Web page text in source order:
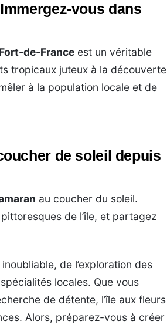
vous dans
de-France est un véritable
tropicaux juteux à la découverte
à la population locale et de
de soleil depuis
au coucher du soleil.
de l’île, et partagez
de l’exploration des
locales. Que vous
de détente, l’île aux fleurs
Alors, préparez-vous à créer